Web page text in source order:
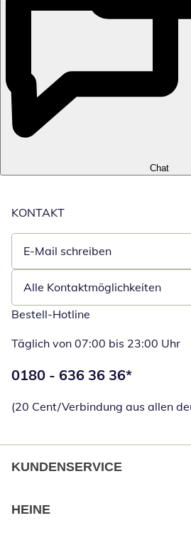
Chat
KONTAKT
E-Mail schreiben
Öffnet E-Mail-Client
Alle Kontaktmöglichkeiten
Bestell-Hotline
Täglich von 07:00 bis 23:00 Uhr
Telefonnummer:
0180 - 636 36 36*
(20 Cent/Verbindung aus allen
KUNDENSERVICE
HEINE